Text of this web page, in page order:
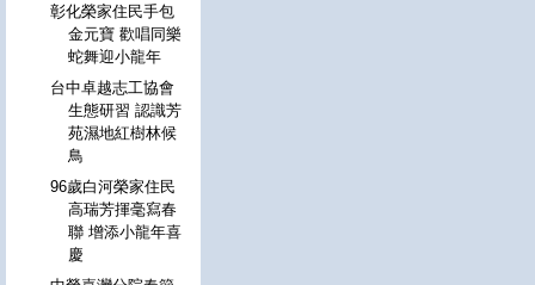
彰化榮家住民手包
金元寶 歡唱同樂
蛇舞迎小龍年
台中卓越志工協會
生態研習 認識芳
苑濕地紅樹林候
鳥
96歲白河榮家住民
高瑞芳揮毫寫春
聯 增添小龍年喜
慶